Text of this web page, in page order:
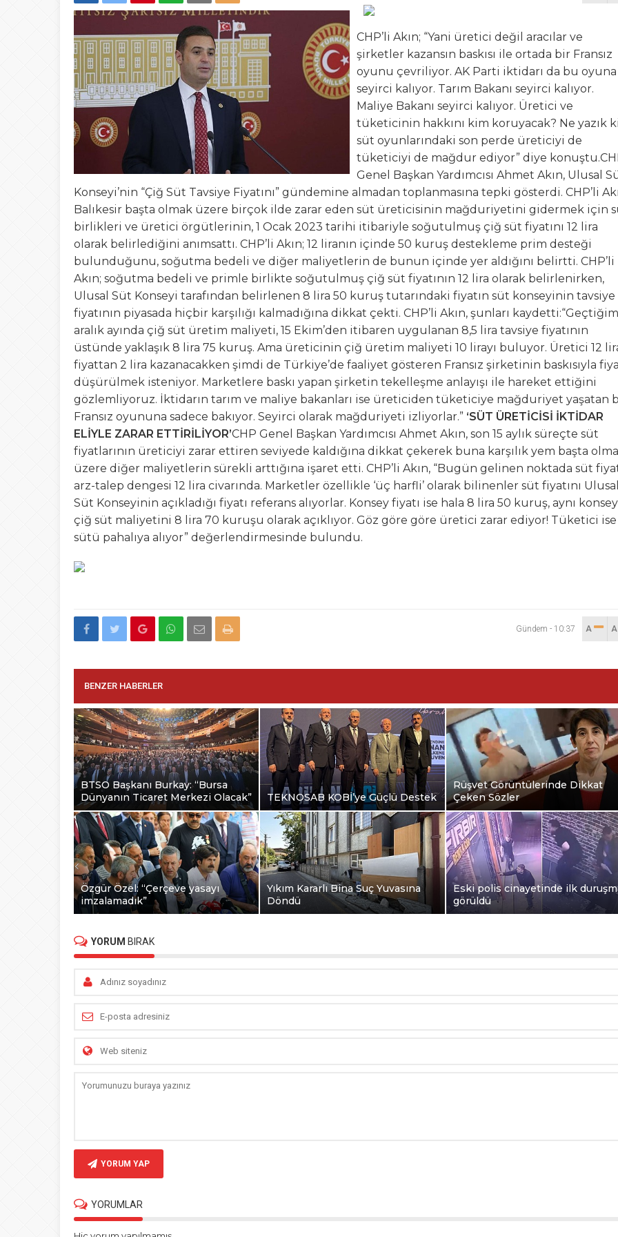
16:44 GEMLİK’TE AŞURELER BİBA VE VARANK’TAN
12:20 Bursa Fashion WEEK 9 Uluslararası Moda Günleri için geri sayım başladı
23:41 OKUR GEZER TUR, GEMLİK ÇIKIŞLI KÜLTÜR TURLARINA DEVAM EDİYOR
21:03 Gemlik’ten Gagauzya’ya Uzanan Dostluk Köprüsü
17:35 19 Mayıs Gemlik’te Büyük Coşkuyla Kutlandı
CHP’li Akın; “Yani üretici değil aracılar ve
şirketler kazansın baskısı ile ortada bir Fransız
oyunu çevriliyor. AK Parti iktidarı da bu oyuna
seyirci kalıyor. Tarım Bakanı seyirci kalıyor.
Maliye Bakanı seyirci kalıyor. Üretici ve
tüketicinin hakkını kim koruyacak? Ne yazık ki
süt oyunlarındaki son perde üreticiyi de
tüketiciyi de mağdur ediyor” diye
Genel Başkan Yardımcısı Ahmet Akın, Ulusal
Konseyi’nin “Çiğ Süt Tavsiye Fiyatını” gündemine almadan toplanmasına tepki gösterdi. CHP’li
Balıkesir başta olmak üzere birçok ilde zarar eden süt üreticisinin mağduriyetini gidermek için
birlikleri ve üretici örgütlerinin, 1 Ocak 2023 tarihi itibariyle soğutulmuş çiğ süt fiyatını 12 lira
olarak belirlediğini anımsattı. CHP’li Akın; 12 liranın içinde 50 kuruş destekleme prim desteği
bulunduğunu, soğutma bedeli ve diğer maliyetlerin de bunun içinde yer aldığını belirtti. CHP’li
Akın; soğutma bedeli ve primle birlikte soğutulmuş çiğ süt fiyatının 12 lira olarak belirlenirken,
Ulusal Süt Konseyi tarafından belirlenen 8 lira 50 kuruş tutarındaki fiyatın süt konseyinin tavsiye
fiyatının piyasada hiçbir karşılığı kalmadığına dikkat çekti. CHP’li Akın, şunları
aralık ayında çiğ süt üretim maliyeti, 15 Ekim’den itibaren uygulanan 8,5 lira tavsiye fiyatının
üstünde yaklaşık 8 lira 75 kuruş. Ama üreticinin çiğ üretim maliyeti 10 lirayı buluyor. Üretici 12
fiyattan 2 lira kazanacakken şimdi de Türkiye’de faaliyet gösteren Fransız şirketinin baskısıyla
düşürülmek isteniyor. Marketlere baskı yapan şirketin tekelleşme anlayışı ile hareket ettiğini
gözlemliyoruz. İktidarın tarım ve maliye bakanları ise üreticiden tüketiciye mağduriyet yaşatan
Fransız oyununa sadece bakıyor. Seyirci olarak mağduriyeti izliyorlar.” ‘SÜT ÜRETİCİSİ İKTİDAR
ELİYLE ZARAR ETTİRİLİYOR’CHP Genel Başkan Yardımcısı Ahmet Akın, son 15 aylık süreçte süt
fiyatlarının üreticiyi zarar ettiren seviyede kaldığına dikkat çekerek buna karşılık yem başta
üzere diğer maliyetlerin sürekli arttığına işaret etti. CHP’li Akın, “Bugün gelinen noktada süt
arz-talep dengesi 12 lira civarında. Marketler özellikle ‘üç harfli’ olarak bilinenler süt fiyatını Ulusal
Süt Konseyinin açıkladığı fiyatı referans alıyorlar. Konsey fiyatı ise hala 8 lira 50 kuruş, aynı konsey
çiğ süt maliyetini 8 lira 70 kuruşu olarak açıklıyor. Göz göre göre üretici zarar ediyor! Tüketici ise
sütü pahalıya alıyor” değerlendirmesinde bulundu.
Gündem - 10:37 A
A
BENZER HABERLER
BTSO Başkanı Burkay: “Bursa
Dünyanın Ticaret Merkezi Olacak”
TEKNOSAB KOBİ’ye Güçlü Destek
Rüşvet Görüntülerinde Dikkat
Çeken Sözler
Özgür Özel: “Çerçeve yasayı
imzalamadık”
Yıkım Kararlı Bina Suç Yuvasına
Döndü
Eski polis cinayetinde ilk
görüldü
YORUM BIRAK
YORUM YAP
YORUMLAR